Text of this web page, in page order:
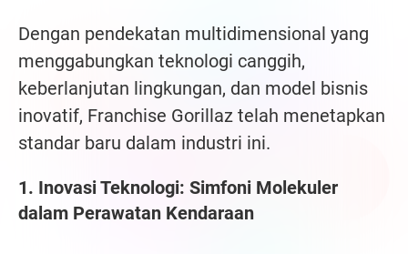
Dengan pendekatan multidimensional yang
menggabungkan teknologi canggih,
keberlanjutan lingkungan, dan model bisnis
inovatif, Franchise Gorillaz telah menetapkan
standar baru dalam industri ini.
1. Inovasi Teknologi: Simfoni Molekuler
dalam Perawatan Kendaraan